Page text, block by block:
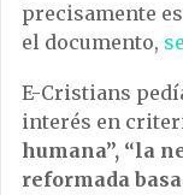
precisamente
el documento,
E-Cristians
interés en
humana”, “la
reformada